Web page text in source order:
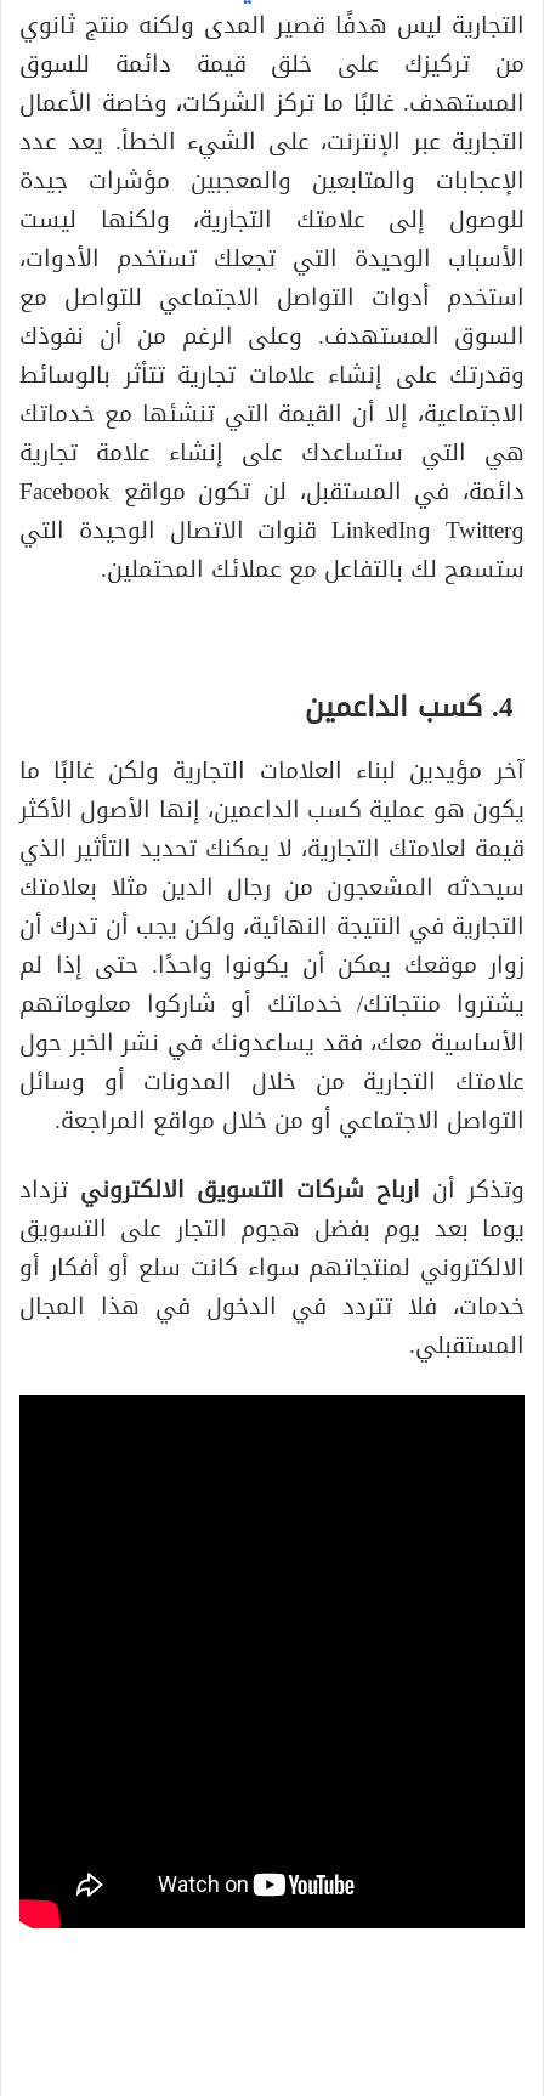
التجارية ليس هدفًا قصير المدى ولكنه منتج ثانوي
من تركيزك على خلق قيمة دائمة للسوق
المستهدف. غالبًا ما تركز الشركات، وخاصة الأعمال
التجارية عبر الإنترنت، على الشيء الخطأ. يعد عدد
الإعجابات والمتابعين والمعجبين مؤشرات جيدة
للوصول إلى علامتك التجارية، ولكنها ليست
الأسباب الوحيدة التي تجعلك تستخدم الأدوات،
استخدم أدوات التواصل الاجتماعي للتواصل مع
السوق المستهدف. وعلى الرغم من أن نفوذك
وقدرتك على إنشاء علامات تجارية تتأثر بالوسائط
الاجتماعية، إلا أن القيمة التي تنشئها مع خدماتك
هي التي ستساعدك على إنشاء علامة تجارية
دائمة، في المستقبل، لن تكون مواقع Facebook
وTwitter وLinkedIn قنوات الاتصال الوحيدة التي
ستسمح لك بالتفاعل مع عملائك المحتملين.
كسب الداعمين
آخر مؤيدين لبناء العلامات التجارية ولكن غالبًا ما
يكون هو عملية كسب الداعمين، إنها الأصول الأكثر
قيمة لعلامتك التجارية، لا يمكنك تحديد التأثير الذي
سيحدثه المشعجون من رجال الدين مثلا بعلامتك
التجارية في النتيجة النهائية، ولكن يجب أن تدرك أن
زوار موقعك يمكن أن يكونوا واحدًا. حتى إذا لم
يشتروا منتجاتك/ خدماتك أو شاركوا معلوماتهم
الأساسية معك، فقد يساعدونك في نشر الخبر حول
علامتك التجارية من خلال المدونات أو وسائل
التواصل الاجتماعي أو من خلال مواقع المراجعة.
وتذكر أن ارباح شركات التسويق الالكتروني تزداد
يوما بعد يوم بفضل هجوم التجار على التسويق
الالكتروني لمنتجاتهم سواء كانت سلع أو أفكار أو
خدمات، فلا تتردد في الدخول في هذا المجال
المستقبلي.